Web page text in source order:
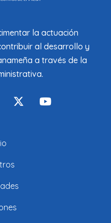
la actuación
al desarrollo y
a través de la